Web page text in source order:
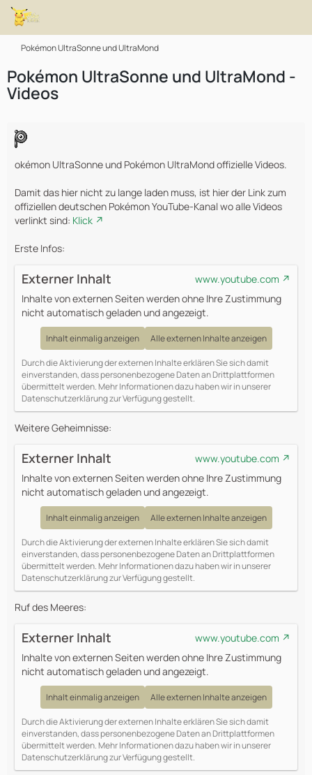
Pokémon UltraSonne und UltraMond
Pokémon UltraSonne und UltraMond -
Videos
okémon UltraSonne und Pokémon UltraMond offizielle Videos.
Damit das hier nicht zu lange laden muss, ist hier der Link zum
offiziellen deutschen Pokémon YouTube-Kanal wo alle Videos
verlinkt sind: Klick
Erste Infos:
Externer Inhalt
www.youtube.com
Inhalte von externen Seiten werden ohne Ihre Zustimmung
nicht automatisch geladen und angezeigt.
Inhalt einmalig anzeigen Alle externen Inhalte anzeigen
Durch die Aktivierung der externen Inhalte erklären Sie sich damit
einverstanden, dass personenbezogene Daten an Drittplattformen
übermittelt werden. Mehr Informationen dazu haben wir in unserer
Datenschutzerklärung zur Verfügung gestellt.
Weitere Geheimnisse:
Externer Inhalt
www.youtube.com
Inhalte von externen Seiten werden ohne Ihre Zustimmung
nicht automatisch geladen und angezeigt.
Inhalt einmalig anzeigen Alle externen Inhalte anzeigen
Durch die Aktivierung der externen Inhalte erklären Sie sich damit
einverstanden, dass personenbezogene Daten an Drittplattformen
übermittelt werden. Mehr Informationen dazu haben wir in unserer
Datenschutzerklärung zur Verfügung gestellt.
Ruf des Meeres:
Externer Inhalt
www.youtube.com
Inhalte von externen Seiten werden ohne Ihre Zustimmung
nicht automatisch geladen und angezeigt.
Inhalt einmalig anzeigen Alle externen Inhalte anzeigen
Durch die Aktivierung der externen Inhalte erklären Sie sich damit
einverstanden, dass personenbezogene Daten an Drittplattformen
übermittelt werden. Mehr Informationen dazu haben wir in unserer
Datenschutzerklärung zur Verfügung gestellt.